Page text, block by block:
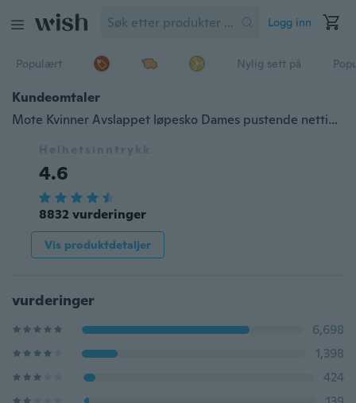
Logg inn
Populært Nylig sett på
Kundeomtaler
Mote Kvinner Avslappet løpesko Dames pustende netting stoff myk joggesko
Helhetsinntrykk
4.6
8832 vurderinger
Vis produktdetaljer
vurderinger
6,698
1,398
424